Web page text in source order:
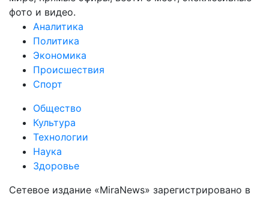
фото и видео.
Аналитика
Политика
Экономика
Происшествия
Спорт
Общество
Культура
Технологии
Наука
Здоровье
Сетевое издание «MiraNews» зарегистрировано в